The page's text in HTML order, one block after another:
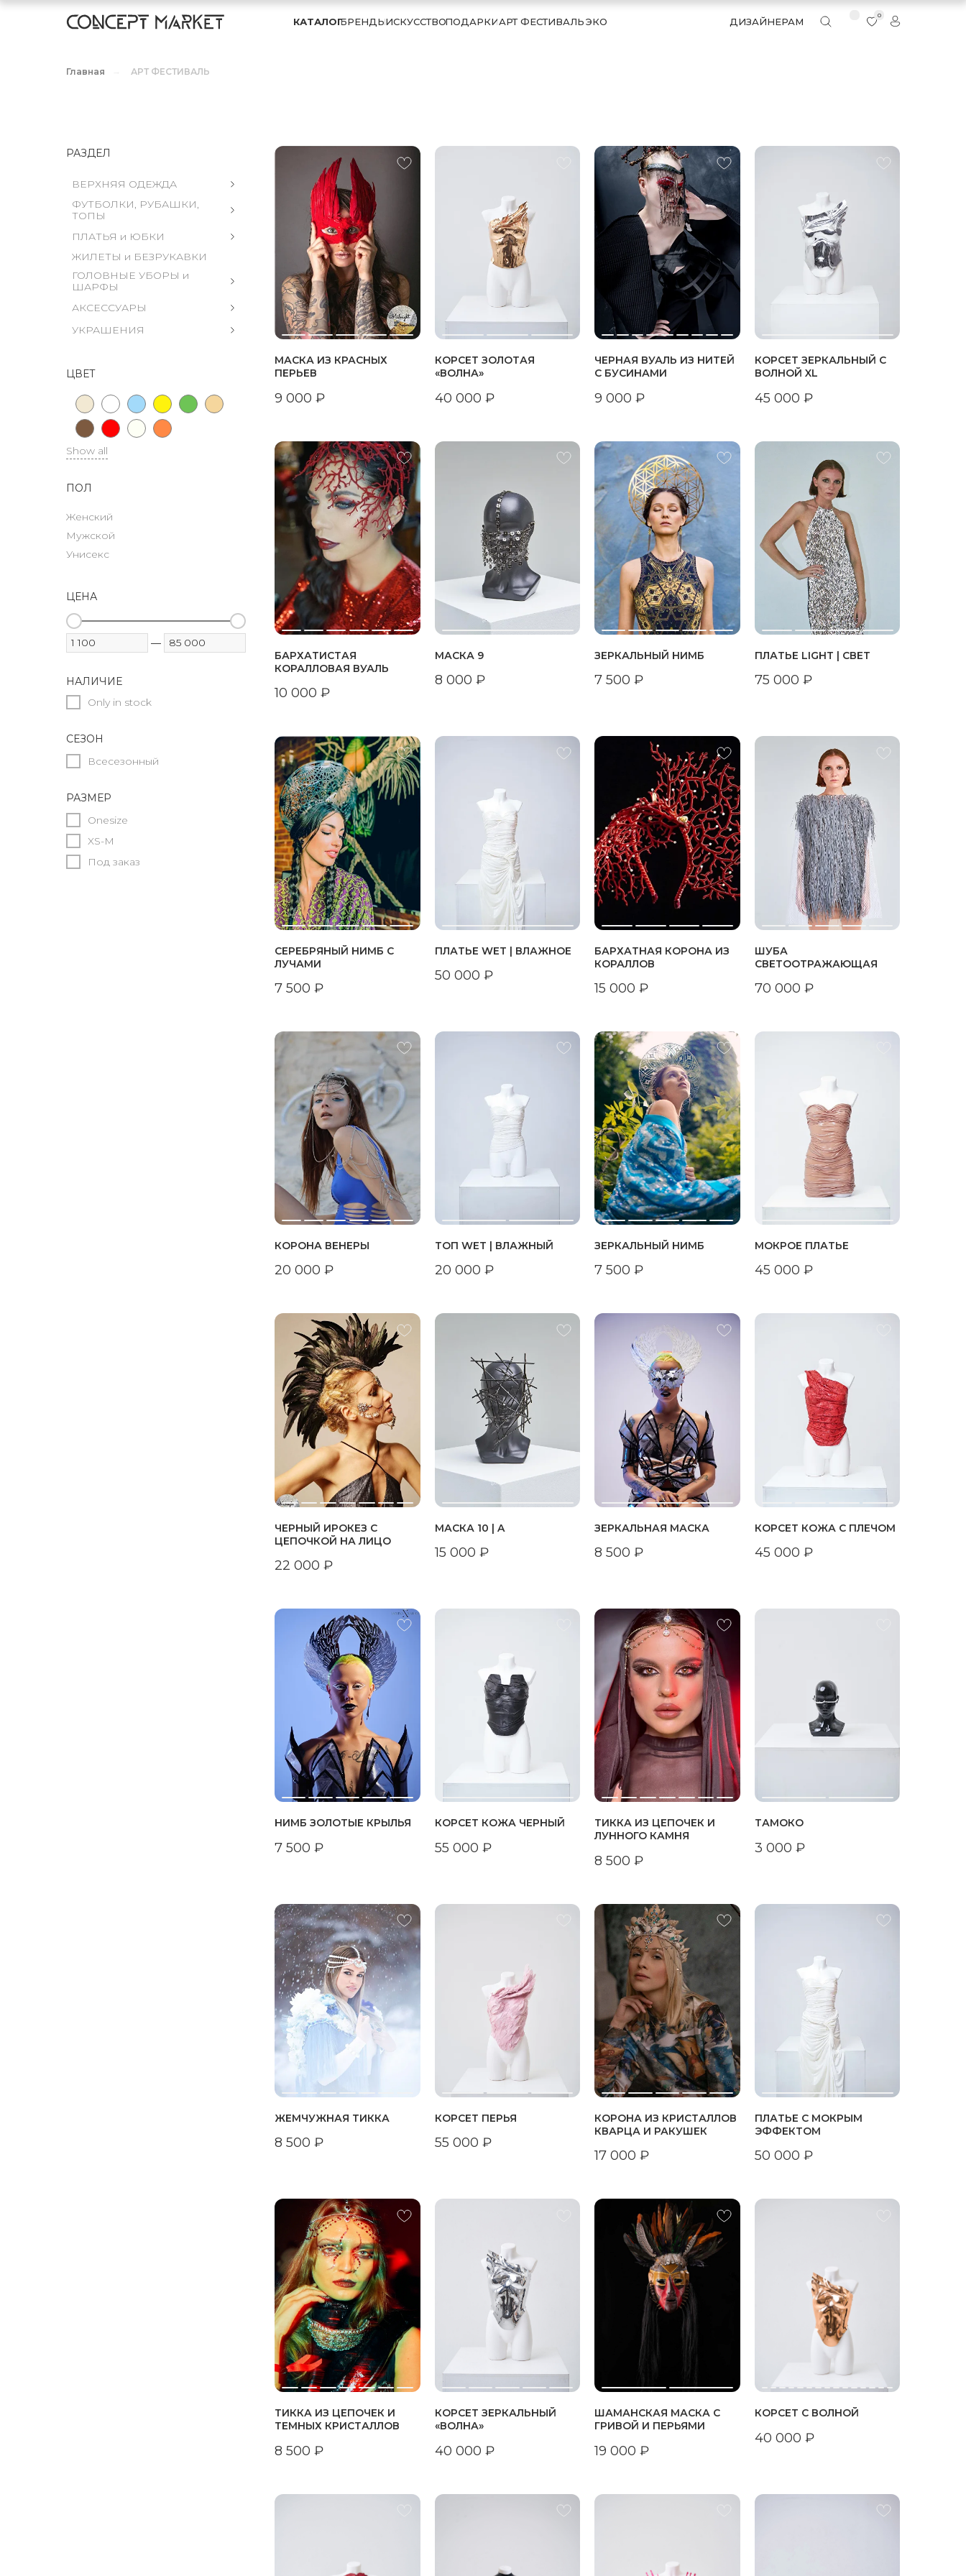
ДИЗАЙНЕРАМ
КАТАЛОГБРЕНДЫИСКУССТВОПОДАРКИАРТ ФЕСТИВАЛЬЭКО
0
Главная АРТ ФЕСТИВАЛЬ
РАЗДЕЛ
ВЕРХНЯЯ ОДЕЖДА
ФУТБОЛКИ, РУБАШКИ,
ТОПЫ
ПЛАТЬЯ и ЮБКИ
ЖИЛЕТЫ и БЕЗРУКАВКИ
ГОЛОВНЫЕ УБОРЫ и
ШАРФЫ
АКСЕССУАРЫ
УКРАШЕНИЯ
ЦВЕТ
Show all
ПОЛ
Женский
Мужской
Унисекс
ЦЕНА
—
НАЛИЧИЕ
Only in stock
СЕЗОН
Всесезонный
РАЗМЕР
Onesize
XS-M
Под заказ
МАСКА ИЗ КРАСНЫХ
ПЕРЬЕВ
9 000 ₽
КОРСЕТ ЗОЛОТАЯ
«ВОЛНА»
40 000 ₽
ЧЕРНАЯ ВУАЛЬ ИЗ НИТЕЙ
С БУСИНАМИ
9 000 ₽
КОРСЕТ ЗЕРКАЛЬНЫЙ С
ВОЛНОЙ XL
45 000 ₽
БАРХАТИСТАЯ
КОРАЛЛОВАЯ ВУАЛЬ
10 000 ₽
МАСКА 9
8 000 ₽
ЗЕРКАЛЬНЫЙ НИМБ
7 500 ₽
ПЛАТЬЕ LIGHT | СВЕТ
75 000 ₽
СЕРЕБРЯНЫЙ НИМБ С
ЛУЧАМИ
7 500 ₽
ПЛАТЬЕ WET | ВЛАЖНОЕ
50 000 ₽
БАРХАТНАЯ КОРОНА ИЗ
КОРАЛЛОВ
15 000 ₽
ШУБА
СВЕТООТРАЖАЮЩАЯ
70 000 ₽
КОРОНА ВЕНЕРЫ
20 000 ₽
ТОП WET | ВЛАЖНЫЙ
20 000 ₽
ЗЕРКАЛЬНЫЙ НИМБ
7 500 ₽
МОКРОЕ ПЛАТЬЕ
45 000 ₽
ЧЕРНЫЙ ИРОКЕЗ С
ЦЕПОЧКОЙ НА ЛИЦО
22 000 ₽
МАСКА 10 | A
15 000 ₽
ЗЕРКАЛЬНАЯ МАСКА
8 500 ₽
КОРСЕТ КОЖА С ПЛЕЧОМ
45 000 ₽
НИМБ ЗОЛОТЫЕ КРЫЛЬЯ
7 500 ₽
КОРСЕТ КОЖА ЧЕРНЫЙ
55 000 ₽
ТИККА ИЗ ЦЕПОЧЕК И
ЛУННОГО КАМНЯ
8 500 ₽
ТАМОКО
3 000 ₽
ЖЕМЧУЖНАЯ ТИККА
8 500 ₽
КОРСЕТ ПЕРЬЯ
55 000 ₽
КОРОНА ИЗ КРИСТАЛЛОВ
КВАРЦА И РАКУШЕК
17 000 ₽
ПЛАТЬЕ С МОКРЫМ
ЭФФЕКТОМ
50 000 ₽
ТИККА ИЗ ЦЕПОЧЕК И
ТЕМНЫХ КРИСТАЛЛОВ
8 500 ₽
КОРСЕТ ЗЕРКАЛЬНЫЙ
«ВОЛНА»
40 000 ₽
ШАМАНСКАЯ МАСКА С
ГРИВОЙ И ПЕРЬЯМИ
19 000 ₽
КОРСЕТ С ВОЛНОЙ
40 000 ₽